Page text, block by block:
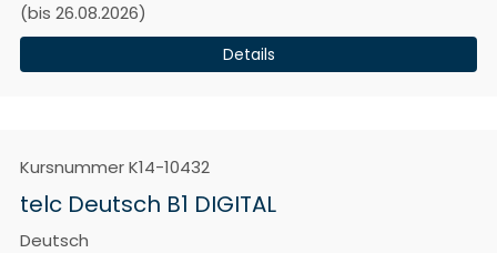
(bis 26.08.2026)
Details
KursnummerK14-10432
telc Deutsch B1 DIGITAL
Deutsch